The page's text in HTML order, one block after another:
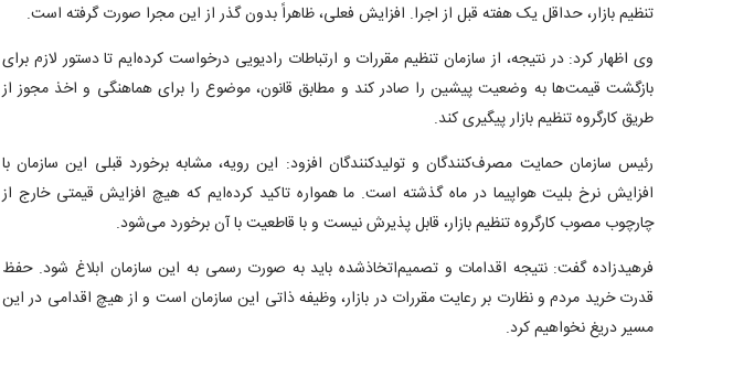
تنظیم بازار، حداقل یک هفته قبل از اجرا. افزایش فعلی، ظاهراً بدون گذر از این مجرا صورت گرفته است.
وی اظهار کرد: در نتیجه، از سازمان تنظیم مقررات و ارتباطات رادیویی درخواست کرده‌ایم تا دستور لازم برای
بازگشت قیمت‌ها به وضعیت پیشین را صادر کند و مطابق قانون، موضوع را برای هماهنگی و اخذ مجوز از
طریق کارگروه تنظیم بازار پیگیری کند.
رئیس سازمان حمایت مصرف‌کنندگان و تولیدکنندگان افزود: این رویه، مشابه برخورد قبلی این سازمان با
افزایش نرخ بلیت هواپیما در ماه گذشته است. ما همواره تاکید کرده‌ایم که هیچ افزایش قیمتی خارج از
چارچوب مصوب کارگروه تنظیم بازار، قابل پذیرش نیست و با قاطعیت با آن برخورد می‌شود.
فرهیدزاده گفت: نتیجه اقدامات و تصمیم‌اتخاذشده باید به صورت رسمی به این سازمان ابلاغ شود. حفظ
قدرت خرید مردم و نظارت بر رعایت مقررات در بازار، وظیفه ذاتی این سازمان است و از هیچ اقدامی در این
مسیر دریغ نخواهیم کرد.